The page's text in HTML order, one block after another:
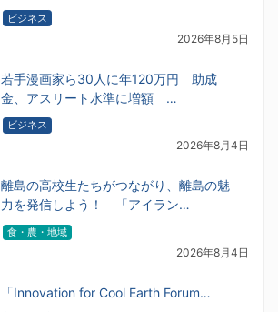
ビジネス
2026年8月5日
若手漫画家ら30人に年120万円 助成
金、アスリート水準に増額 …
ビジネス
2026年8月4日
離島の高校生たちがつながり、離島の魅
力を発信しよう！ 「アイラン…
食・農・地域
2026年8月4日
「Innovation for Cool Earth Forum…